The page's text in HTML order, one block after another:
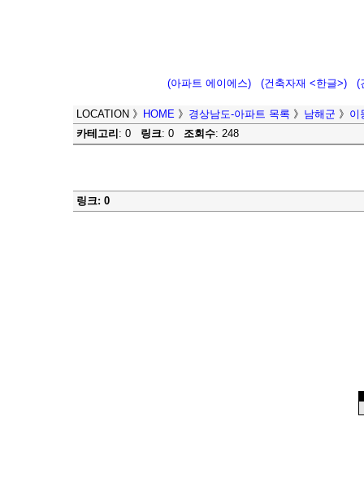
(아파트 에이에스) (건축자재 <한글>) (
LOCATION 》 HOME 》 경상남도-아파트 목록 》 남해군 》 이
카테고리 : 0 링크: 0 조회수: 248
링크: 0